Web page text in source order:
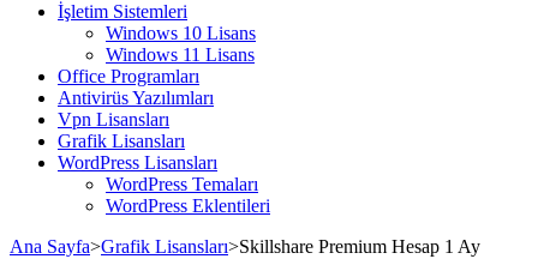
İşletim Sistemleri
Windows 10 Lisans
Windows 11 Lisans
Office Programları
Antivirüs Yazılımları
Vpn Lisansları
Grafik Lisansları
WordPress Lisansları
WordPress Temaları
WordPress Eklentileri
Ana Sayfa>Grafik Lisansları>Skillshare Premium Hesap 1 Ay